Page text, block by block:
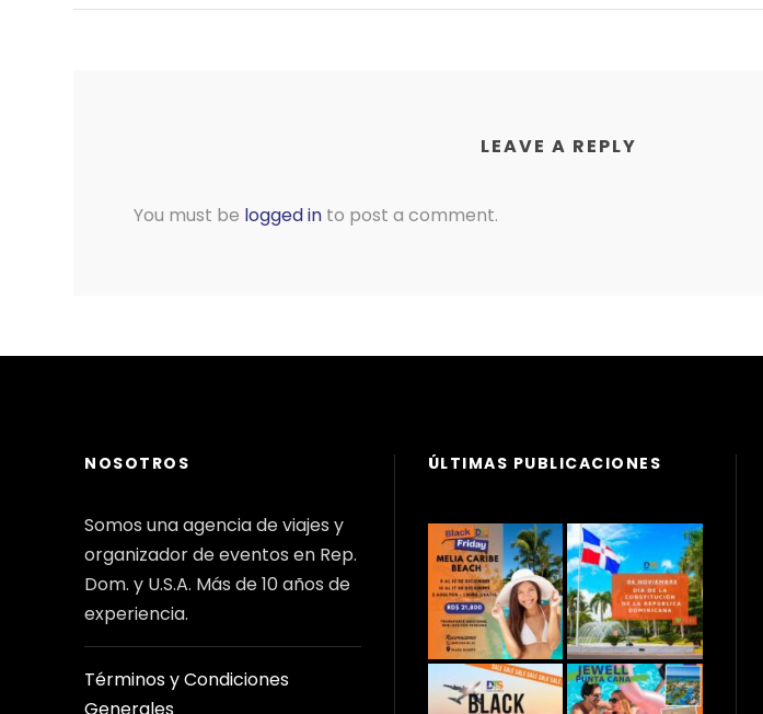
LEAVE A REPLY
You must be logged in to post a comment.
NOSOTROS
Somos una agencia de viajes y
organizador de eventos en Rep.
Dom. y U.S.A. Más de 10 años de
experiencia.
Términos y Condiciones
ÚLTIMAS PUBLICACIONES